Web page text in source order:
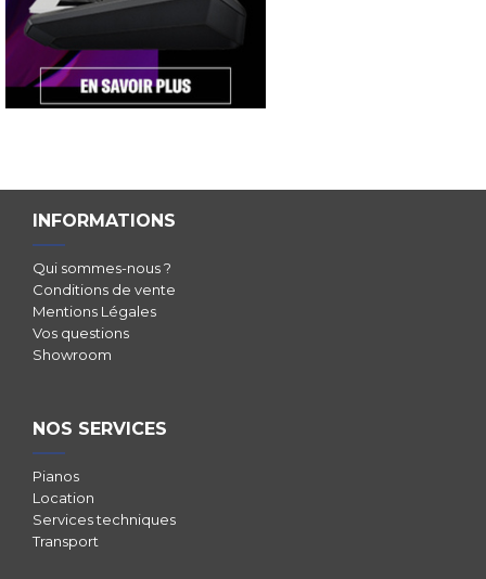
INFORMATIONS
Qui sommes-nous ?
Conditions de vente
Mentions Légales
Vos questions
Showroom
NOS SERVICES
Pianos
Location
Services techniques
Transport